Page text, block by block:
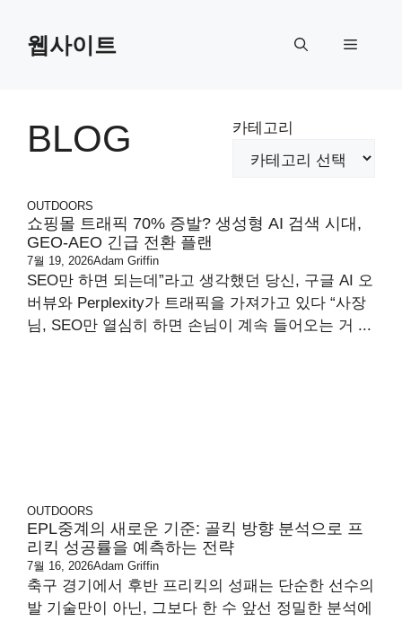
content웹사이트 Menu
BLOG 카테고리
OUTDOORS
쇼핑몰 트래픽 70% 증발? 생성형 AI 검색 시대,
GEO-AEO 긴급 전환 플랜
7월 19, 2026Adam Griffin
SEO만 하면 되는데”라고 생각했던 당신, 구글 AI 오
버뷰와 Perplexity가 트래픽을 가져가고 있다 “사장
님, SEO만 열심히 하면 손님이 계속 들어오는 거 ...
OUTDOORS
EPL중계의 새로운 기준: 골킥 방향 분석으로 프
리킥 성공률을 예측하는 전략
7월 16, 2026Adam Griffin
축구 경기에서 후반 프리킥의 성패는 단순한 선수의
발 기술만이 아닌, 그보다 한 수 앞선 정밀한 분석에